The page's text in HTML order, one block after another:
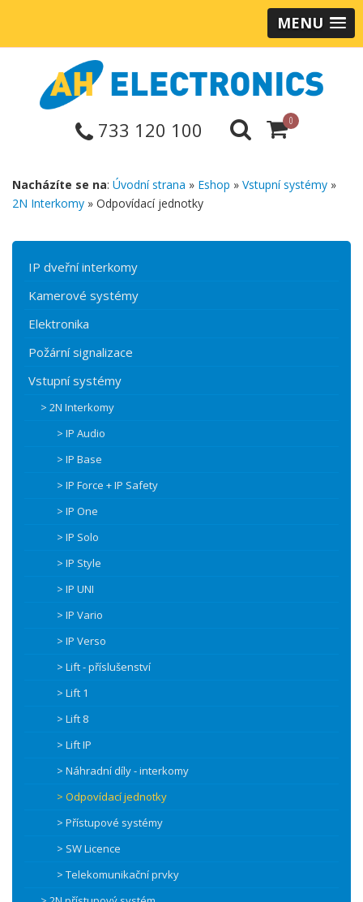
MENU
733 120 100 0
Nacházíte se na: Úvodní strana » Eshop » Vstupní systémy »
2N Interkomy » Odpovídací jednotky
IP dveřní interkomy
Kamerové systémy
Elektronika
Požární signalizace
Vstupní systémy
> 2N Interkomy
> IP Audio
> IP Base
> IP Force + IP Safety
> IP One
> IP Solo
> IP Style
> IP UNI
> IP Vario
> IP Verso
> Lift - příslušenství
> Lift 1
> Lift 8
> Lift IP
> Náhradní díly - interkomy
> Odpovídací jednotky
> Přístupové systémy
> SW Licence
> Telekomunikační prvky